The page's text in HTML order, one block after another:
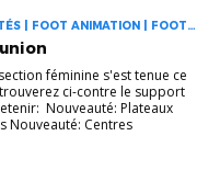
| FOOT ANIMATION | FOOT
féminine s'est tenue ce
ci-contre le support
Nouveauté: Plateaux
Nouveauté: Centres